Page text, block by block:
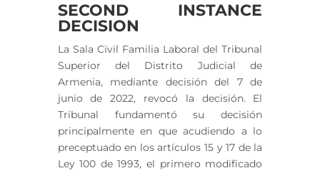
SECOND INSTANCE
DECISION
La Sala Civil Familia Laboral del Tribunal
Superior del Distrito Judicial de
Armenia, mediante decisión del 7 de
junio de 2022, revocó la decisión. El
Tribunal fundamentó su decisión
principalmente en que acudiendo a lo
preceptuado en los artículos 15 y 17 de la
Ley 100 de 1993, el primero modificado